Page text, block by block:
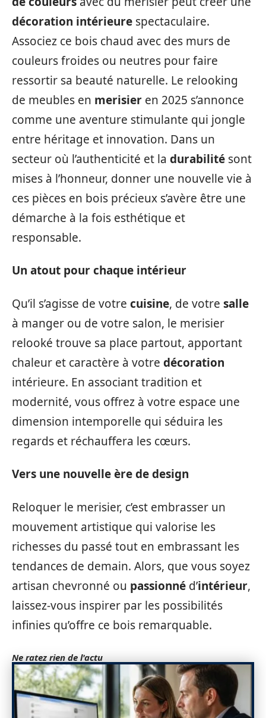
décoration intérieure spectaculaire.
Associez ce bois chaud avec des murs de
couleurs froides ou neutres pour faire
ressortir sa beauté naturelle. Le relooking
de meubles en merisier en 2025 s’annonce
comme une aventure stimulante qui jongle
entre héritage et innovation. Dans un
secteur où l’authenticité et la durabilité sont
mises à l’honneur, donner une nouvelle vie à
ces pièces en bois précieux s’avère être une
démarche à la fois esthétique et
responsable.
Un atout pour chaque intérieur
Qu’il s’agisse de votre cuisine, de votre salle
à manger ou de votre salon, le merisier
relooké trouve sa place partout, apportant
chaleur et caractère à votre décoration
intérieure. En associant tradition et
modernité, vous offrez à votre espace une
dimension intemporelle qui séduira les
regards et réchauffera les cœurs.
Vers une nouvelle ère de design
Reloquer le merisier, c’est embrasser un
mouvement artistique qui valorise les
richesses du passé tout en embrassant les
tendances de demain. Alors, que vous soyez
artisan chevronné ou passionné d’intérieur,
laissez-vous inspirer par les possibilités
infinies qu’offre ce bois remarquable.
Ne ratez rien de l'actu